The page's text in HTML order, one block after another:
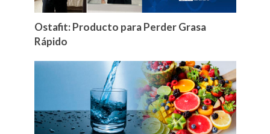
Ostafit: Producto para Perder Grasa
Rápido